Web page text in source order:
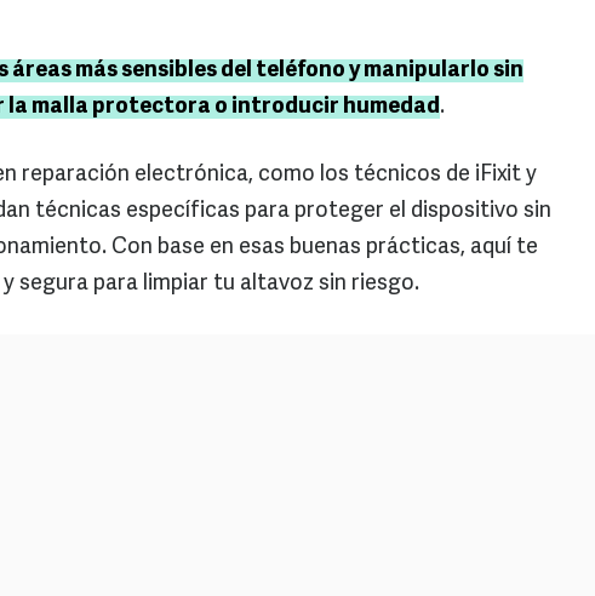
áreas más sensibles del teléfono y manipularlo sin
la malla protectora o introducir humedad.
reparación electrónica, como los técnicos de iFixit y
técnicas específicas para proteger el dispositivo sin
Con base en esas buenas prácticas, aquí te
segura para limpiar tu altavoz sin riesgo.